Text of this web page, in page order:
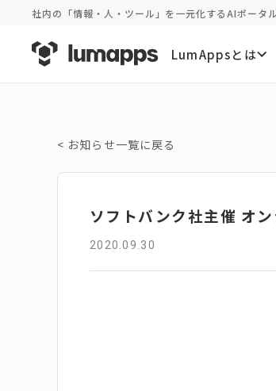
社内の「情報・人・ツール」を一元化するAIポータル
LumAppsとは
< お知らせ一覧に戻る
ソフトバンク社主催 オ
2020.09.30